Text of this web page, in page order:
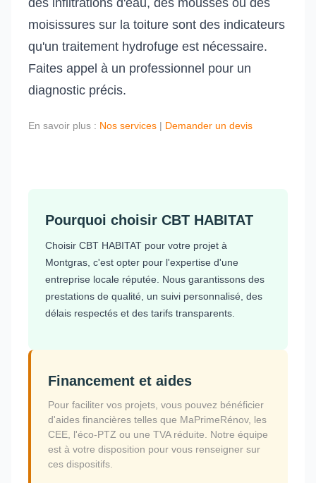
des infiltrations d'eau, des mousses ou des
moisissures sur la toiture sont des indicateurs
qu'un traitement hydrofuge est nécessaire.
Faites appel à un professionnel pour un
diagnostic précis.
En savoir plus : Nos services | Demander un devis
Pourquoi choisir CBT HABITAT
Choisir CBT HABITAT pour votre projet à
Montgras, c'est opter pour l'expertise d'une
entreprise locale réputée. Nous garantissons des
prestations de qualité, un suivi personnalisé, des
délais respectés et des tarifs transparents.
Financement et aides
Pour faciliter vos projets, vous pouvez bénéficier
d'aides financières telles que MaPrimeRénov, les
CEE, l'éco-PTZ ou une TVA réduite. Notre équipe
est à votre disposition pour vous renseigner sur
ces dispositifs.